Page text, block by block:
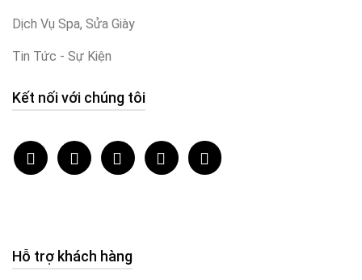
Dịch Vụ Spa, Sửa Giày
Tin Tức - Sự Kiện
Kết nối với chúng tôi
Hỗ trợ khách hàng